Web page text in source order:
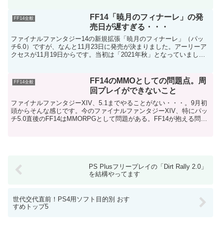
FF14全般
FF14「暁月のフィナーレ」の発
売日が遅すぎる・・・
ファイナルファンタジー14の新規拡張「暁月のフィナーレ」（パッ
チ6.0）ですが、なんと11月23日に発売が決まりました。アーリーア
クセスが11月19日からです。当初は「2021年秋」となっていました
FF14全般
FF14のMMOとしての問題点。周
回プレイができないこと
ファイナルファンタジーXIV、5.1までやることがない・・・。9月初
頭からそんな感じです。今のファイナルファンタジーXIV、特にパッ
チ5.0直後のFF14はMMORPGとして問題がある。FF14が抱える問題
PS Plusフリープレイの「Dirt Rally 2.0」
を結構やってます
世代交代直前！PS4用ソフト目的別 おす
すめトップ5